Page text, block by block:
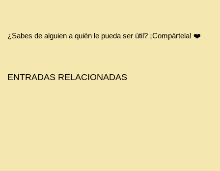
¿Sabes de alguien a quién le pueda ser útil? ¡Compártela! ❤️
ENTRADAS RELACIONADAS